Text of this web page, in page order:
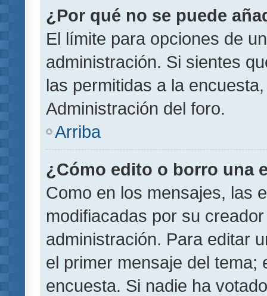
¿Por qué no se puede
El límite para opciones de
administración. Si sientes
las permitidas a la
Administración del foro.
Arriba
¿Cómo edito o borro una
Como en los mensajes, las
modifiacadas por su
administración. Para editar
el primer mensaje del
encuesta. Si nadie ha